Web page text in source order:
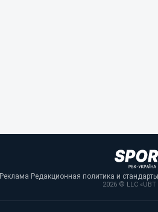
Реклама· Редакционная политика и стандарты
2026 © LLC «UBT